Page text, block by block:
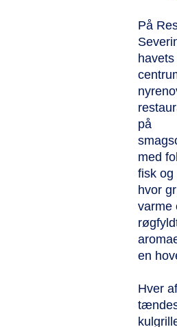
På
på
med
fisk og
hvor
varme
en
Hver